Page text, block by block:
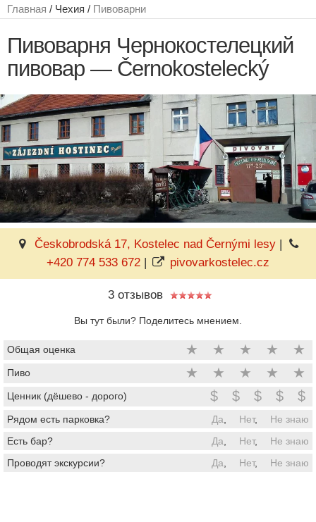
Главная / Чехия / Пивоварни
Пивоварня Чернокостелецкий
пивовар — Černokostelecký
Českobrodská 17, Kostelec nad Černými lesy|
+420 774 533 672| pivovarkostelec.cz
3 отзывов
Вы тут были? Поделитесь мнением.
Общая оценка ★ ★ ★ ★ ★
Пиво ★ ★ ★ ★ ★
Ценник (дёшево - дорого) $ $ $ $ $
Рядом есть парковка? Да Нет,
Не знаю
Есть бар?
Да Нет,
Не знаю
Проводят экскурсии?
Да Нет, Не знаю